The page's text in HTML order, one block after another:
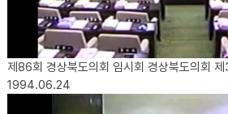
제86회 경상북도의회 임시회 경상북도의회 제
1994.06.24